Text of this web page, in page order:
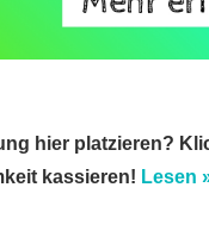
hier platzieren?
kassieren! Lesen